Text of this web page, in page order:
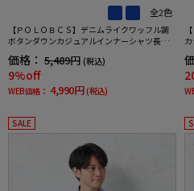
全2色
【ＰＯＬＯＢＣＳ】デニムライクワッフル調
ボタンダウンカジュアルインナーシャツ長袖
価格： 5,489円 (税込)
9%off
WEB価格： 4,990円 (税込)
SALE